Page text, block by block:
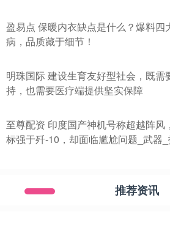
盈易点 保暖内衣缺点是什么？爆料四
病，品质藏于细节！
明珠国际 建设生育友好型社会，既需
持，也需要医疗端提供坚实保障
至尊配资 印度国产神机号称超越阵风
标强于歼-10，却面临尴尬问题_武器
推荐资讯